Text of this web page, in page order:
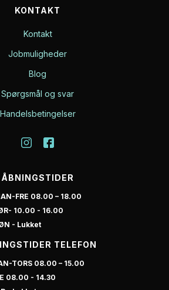
KONTAKT
Kontakt
Jobmuligheder
Blog
Spørgsmål og svar
Handelsbetingelser
ÅBNINGSTIDER
FRE 08.00 – 18.00
10.00 - 16.00
- Lukket
TELEFON
TORS 08.00 – 15.00
08.00 - 14.30